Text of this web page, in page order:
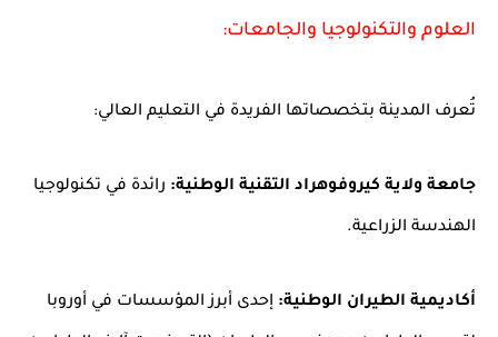
العلوم والتكنولوجيا والجامعات:
تُعرف المدينة بتخصصاتها الفريدة في التعليم العالي:
جامعة ولاية كيروفوهراد التقنية الوطنية: رائدة في تكنولوجيا
الهندسة الزراعية.
أكاديمية الطيران الوطنية: إحدى أبرز المؤسسات في أوروبا